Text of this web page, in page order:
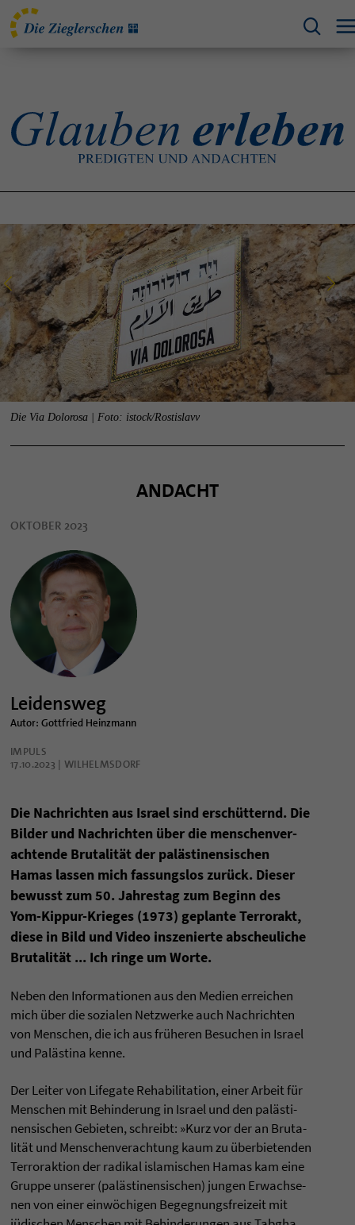
Die Via Dolorosa | Foto: istock/Rostislavv
ANDACHT
OKTOBER 2023
Leidensweg
Autor: Gottfried Heinzmann
IMPULS
17.10.2023 | WILHELMSDORF
Die Nach­rich­ten aus Israel sind erschütternd. Die
Bil­der und Nach­rich­ten über die men­schen­ver­
ach­tende Bru­ta­lität der palästi­nen­si­schen
Hamas las­sen mich fas­sungs­los zurück. Die­ser
bewusst zum 50. Jah­res­tag zum Beginn des
Yom-Kip­pur-Krie­ges (1973) geplante Ter­ror­akt,
diese in Bild und Video insze­nierte abscheu­li­che
Bru­ta­lität ... Ich ringe um Worte.
Neben den Infor­ma­tio­nen aus den Medien errei­chen
mich über die sozia­len Netz­werke auch Nach­rich­ten
von Men­schen, die ich aus früheren Besu­chen in Israel
und Palästina kenne.
Der Lei­ter von Life­gate Reha­bi­li­ta­tion, einer Arbeit für
Men­schen mit Behin­de­rung in Israel und den palästi­
nen­si­schen Gebie­ten, schreibt: »Kurz vor der an Bru­ta­
lität und Men­schen­ver­ach­tung kaum zu über­bie­ten­den
Ter­ror­ak­tion der radi­kal isla­mi­schen Hamas kam eine
Gruppe unse­rer (palästi­nen­si­schen) jun­gen Erwach­se­
nen von einer einwöchi­gen Begeg­nungs­frei­zeit mit